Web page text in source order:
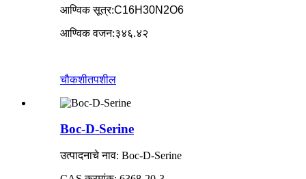
आण्विक सूत्र:C16H30N2O6
आण्विक वजन:३४६.४२
चौकशीतपशील
Boc-D-Serine
उत्पादनाचे नाव: Boc-D-Serine